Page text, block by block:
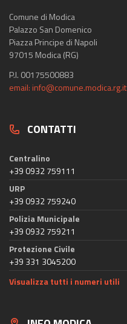
Comune di Modica
Palazzo San Domenico
Piazza Principe di Napoli
97015 Modica (RG)
P.I. 00175500883
email: info@comune.modica.rg.it
CONTATTI
Centralino
+39 0932 759111
URP
+39 0932 759240
Polizia Municipale
+39 0932 759211
Protezione Civile
+39 331 3045200
Visualizza tutti i numeri utili